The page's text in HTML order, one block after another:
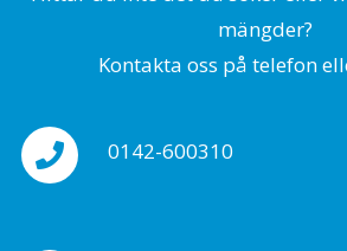
mängder?
Kontakta oss på telefon
0142-600310